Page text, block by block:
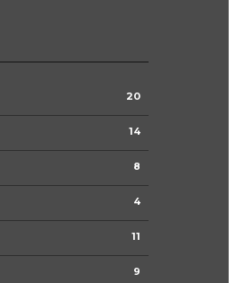
a Suiza en tiempo
las semifinales del
a Noruega en
a las
2026
20
14
8
4
11
9